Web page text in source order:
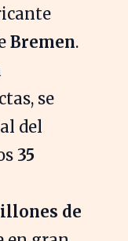
Bremen.
se
del
35
de